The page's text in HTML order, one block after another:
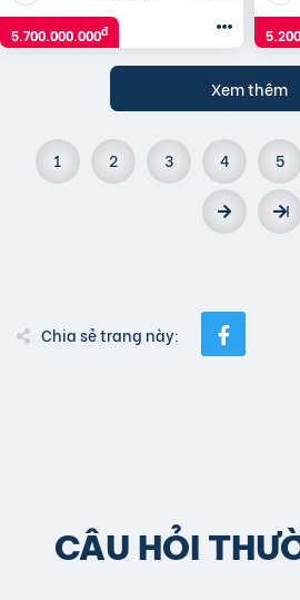
5.700.000.000đ
Xem thêm
1 2 3 4 5
Chia sẻ trang này:
CÂU HỎI